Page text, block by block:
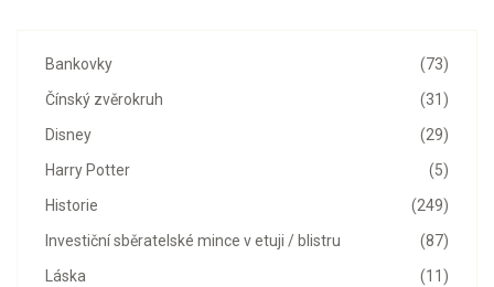
(73)
Bankovky
(31)
Čínský zvěrokruh
(29)
Disney
(5)
Harry Potter
(249)
Historie
(87)
Investiční sběratelské mince v etuji / blistru
(11)
Láska